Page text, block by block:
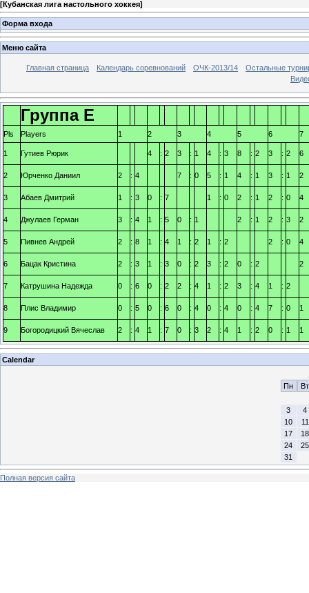
[Кубанская лига настольного хоккея]
Форма входа
Меню сайта
Главная страница Календарь соревнований ОЧК-2013/14
Остальные
Группа Е
Pls Players 1 2 3 4 5 6 7
1 Гутиев Рюрик 4 : 2 3 : 1 4 : 3 8 : 2 3 : 2 6
2 Юрченко Даниил 2 : 4 7 : 0 5 : 1 4 : 1 3 : 1 2
3 Абаев Дмитрий 1 : 3 0 : 7 1 : 0 2 : 1 2 : 0 4
4 Джулаев Герман 3 : 4 1 : 5 0 : 1 2 : 1 2 : 3 2
5 Пивнев Андрей 2 : 8 1 : 4 1 : 2 1 : 2 2 : 0 4
6 Бацак Кристина 2 : 3 1 : 3 0 : 2 3 : 2 0 : 2 2
7 Катрушина Надежда 0 : 6 0 : 2 2 : 4 1 : 2 3 : 4 1 : 2
8 Плис Владимир 0 : 5 0 : 6 0 : 4 0 : 4 0 : 4 7 : 0 1
9 Богородицкий Вячеслав 2 : 4 1 : 7 0 : 3 2 : 4 1 : 2 0 : 1 1
Calendar
Пн
Вт
3
4
10
11
17
18
24
25
31
Полная версия сайта